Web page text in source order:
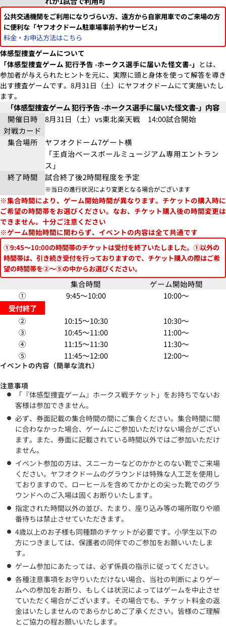
公共交通機関をご利用になりづらい方、遠方から自家用車でのご来場の方
に便利な「ヤフオクドーム駐車場事前予約サービス」
料金・お申込方法はこちら
体感型捜査ゲームについて
「体感型捜査ゲーム 犯行予告 -ホークス選手に届いた怪文書-」 とは、
参加者が与えられたヒントを元に、実際に頭と身体を使って解答を導き
出す捜査ゲームです。8月31日（土）にヤフオクドームにて実施いたし
ます。
「体感型捜査ゲーム 犯行予告 -ホークス選手に届いた怪文書-」内容
開催日時
対戦カード
8月31日（土）vs東北楽天戦 14:00試合開始
集合場所
ヤフオクドーム7ゲート横
「王貞治ベースボールミュージアム専用エントラン
ス」
終了時間
試合終了後2時間程度を予定
※当日の進行状況により変更となる場合がございます
※集合時間により、ゲーム開始時間が異なります。チケットの購入時に
ご希望の時間帯をお選びください。なお、チケット購入後の時間変更は
できません。十分ご注意ください
※ゲーム開始時間に関わらず、イベントの内容は全て共通です
①9:45～10:00の時間帯のチケットは受付を終了いたしました。①以外の
時間帯は、引き続き受付を行っておりますので、チケット購入の際はご希
望の時間帯を②～⑤の中からお選びください。
集合時間
ゲーム開始時間
①
受付終了
9:45～10:00 10:00～
② 10:15～10:30
10:30～
③
10:45～11:00
11:00～
④
11:15～11:30
11:30～
⑤
11:45～12:00 12:00～
イベントの内容（簡単な流れ）
注意事項
「『体感型捜査ゲーム』ホークス戦チケット」をお持ちでないお
客様は参加できません。
必ず、券面記載の集合時間の間にご集合ください。集合時間に間
に合わなかった場合、ゲームにご参加いただけない場合がござい
ます。また、券面に記載されている時間以外ではご参加いただけ
ません。
イベント参加の方は、スニーカーなどのかかとのない靴でご来場
ください。ヤフオクドームのグラウンドは特殊な人工芝を使用し
ておりますので、ローヒールを含めてかかとの尖った靴でのグラ
ウンドへのご入場は固くお断りいたします。
指定された時間以外の並び、たまり、座り込み等の場所取りや順
番待ちは禁止させていただきます。
4歳以上のお子様も同種類のチケットが必要です。小学生以下の
方につきましては、保護者の同伴でのご参加をお願いいたしま
す。
ゲーム参加にあたっては、必ず係員の指示に従ってください。
各種注意事項をお守りいただけない場合、当社の判断によりゲー
ムへの参加をお断り、もしくは状況によってはゲームを中止させ
ていただく場合がございます。その場合でも、チケット料金の返
金はいたしませんのであらかじめご了承ください。皆様のご理解
とご協力の程お願いいたします。